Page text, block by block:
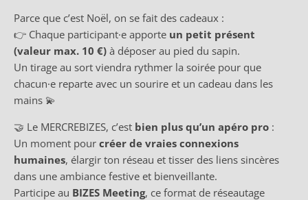
Parce que c’est Noël, on se fait des cadeaux :
👉 Chaque participant·e apporte un petit présent
(valeur max. 10 €) à déposer au pied du sapin.
Un tirage au sort viendra rythmer la soirée pour que
chacun·e reparte avec un sourire et un cadeau dans les
mains 💫
🤝 Le MERCREBIZES, c’est bien plus qu’un apéro pro :
Un moment pour créer de vraies connexions
humaines, élargir ton réseau et tisser des liens sincères
dans une ambiance festive et bienveillante.
Participe au BIZES Meeting, ce format de réseautage